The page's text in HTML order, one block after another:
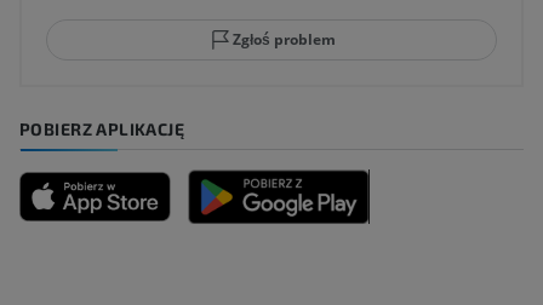
Zgłoś problem
POBIERZ APLIKACJĘ